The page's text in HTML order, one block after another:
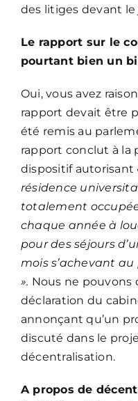
des litiges devant
Le rapport sur le
pourtant bien un
Oui, vous avez
rapport devait être
été remis au
rapport conclut à la
dispositif autorisant
résidence
totalement
chaque année à
pour des séjours
mois s’achevant
». Nous ne pouvons
déclaration du
annonçant qu’un
discuté dans le
décentralisation.
A propos de